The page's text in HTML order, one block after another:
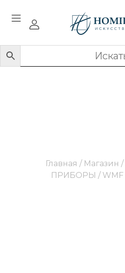
Главная / Магазин /
ПРИБОРЫ / WMF